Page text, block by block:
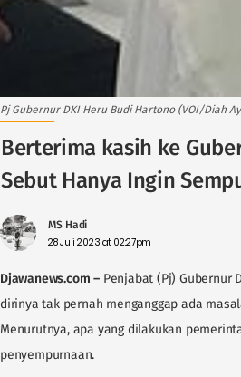
Pj Gubernur DKI Heru Budi Hartono (VOI/Diah
Berterima kasih ke
Sebut Hanya Ingin
MS Hadi
28 Juli 2023 at 02:27pm
Djawanews.com – Penjabat (Pj) Gubernur
dirinya tak pernah menganggap ada
Menurutnya, apa yang dilakukan
penyempurnaan.